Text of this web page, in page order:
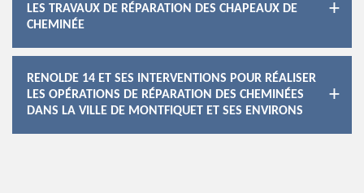
LES TRAVAUX DE RÉPARATION DES CHAPEAUX DE
CHEMINÉE
RENOLDE 14 ET SES INTERVENTIONS POUR RÉALISER
LES OPÉRATIONS DE RÉPARATION DES CHEMINÉES
DANS LA VILLE DE MONTFIQUET ET SES ENVIRONS